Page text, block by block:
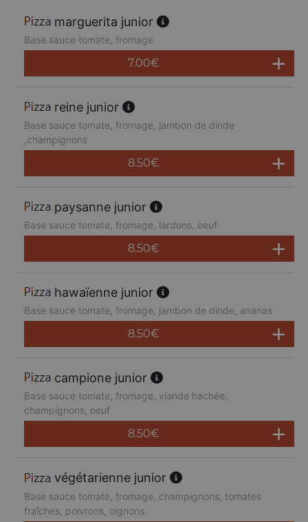
marguerita junior
Base sauce tomate, fromage
7.00€
reine junior
Base sauce tomate, fromage, jambon de dinde
,champignons
8.50€
paysanne junior
Base sauce tomate, fromage, lardons, oeuf
8.50€
hawaïenne junior
Base sauce tomate, fromage, jambon de dinde, ananas
8.50€
campione junior
Base sauce tomate, fromage, viande hachée,
champignons, oeuf
8.50€
végétarienne junior
Base sauce tomate, fromage, champignons, tomates
fraîches, poivrons, oignons